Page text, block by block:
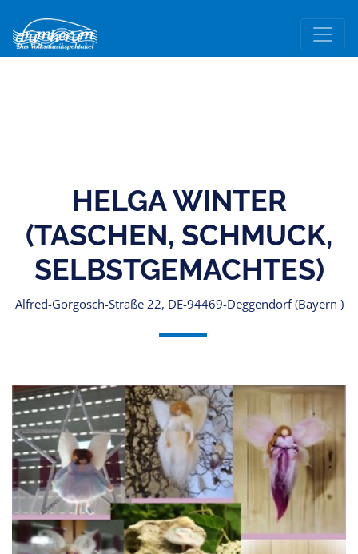
HELGA WINTER
(TASCHEN, SCHMUCK,
SELBSTGEMACHTES)
Alfred-Gorgosch-Straße 22, DE-94469-Deggendorf (Bayern )